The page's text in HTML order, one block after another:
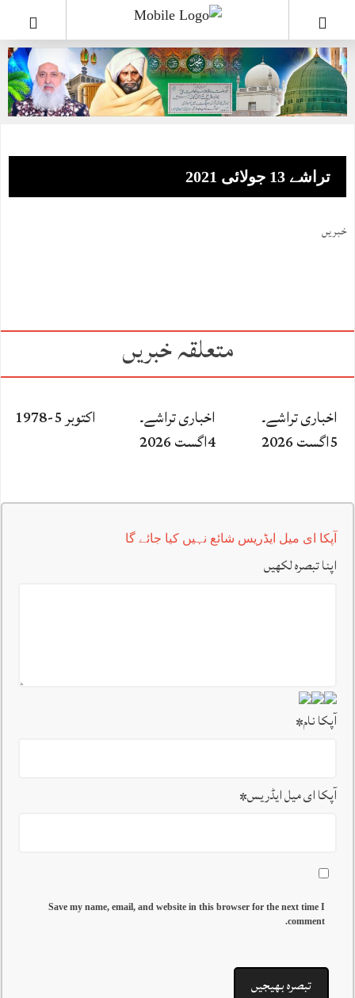
تراشے 13 جولائی 2021
خبریں
متعلقہ خبریں
اخباری تراشے۔
5اگست 2026
اخباری تراشے۔
4اگست 2026
اکتوبر 5-1978
آپکا ای میل ایڈریس شائع نہیں کیا جائے گا
اپنا تبصرہ لکھیں
آپکا نام*
آپکا ای میل ایڈریس*
Save my name, email, and website in this browser for the next time I
comment.